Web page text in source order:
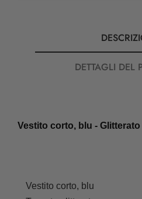
DETTAGLI DEL
Vestito corto, blu - Glitterato
Vestito corto, blu